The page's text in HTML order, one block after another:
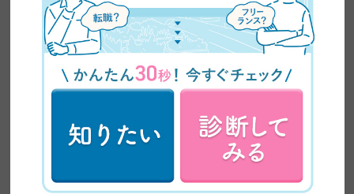
見た目だけでなく、「どう誘導するか」も、WEBデザインの大き
な役割です。ユーザーが「次に何をすればいいか」を常に迷わな
いような、直感的で使いやすい動線を意識したWEBデザインを心
スマートフォンやタブレットなど、ユーザーが利用するデバイス
は年々多様化しています。そうした中で、どの端末でもストレス